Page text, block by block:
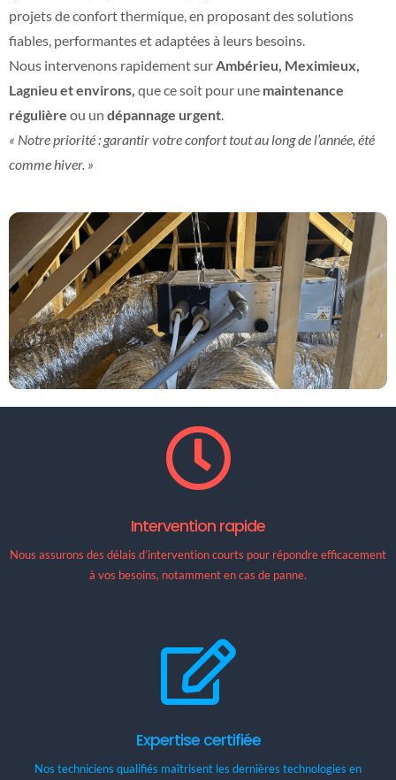
projets de confort thermique, en proposant des solutions
fiables, performantes et adaptées à leurs besoins.
Nous intervenons rapidement sur Ambérieu, Meximieux,
Lagnieu et environs, que ce soit pour une maintenance
régulière ou un dépannage urgent.
« Notre priorité : garantir votre confort tout au long de l’année, été
comme hiver. »
Intervention rapide
Nous assurons des délais d’intervention courts pour répondre efficacement
à vos besoins, notamment en cas de panne.
Expertise certifiée
Nos techniciens qualifiés maîtrisent les dernières technologies en